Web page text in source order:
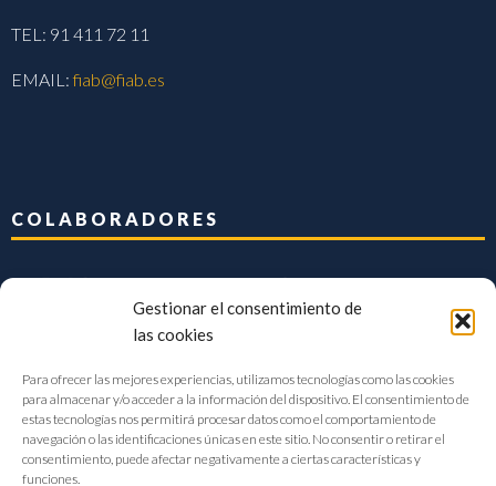
Gestionar el consentimiento de
las cookies
Para ofrecer las mejores experiencias, utilizamos tecnologías como las cookies
para almacenar y/o acceder a la información del dispositivo. El consentimiento de
estas tecnologías nos permitirá procesar datos como el comportamiento de
navegación o las identificaciones únicas en este sitio. No consentir o retirar el
consentimiento, puede afectar negativamente a ciertas características y
funciones.
TEL: 91 411 72 11
EMAIL:fiab@fiab.es
COLABORADORES